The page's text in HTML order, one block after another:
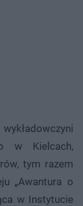
w Kielcach,
tym razem
„Awantura o
w Instytucie